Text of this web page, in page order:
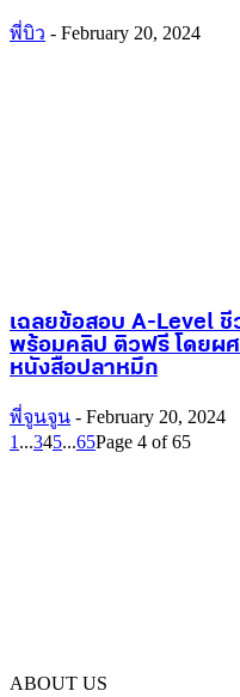
พี่บิว - February 20, 2024
เฉลยข้อสอบ A-Level
พร้อมคลิป ติวฟรี โดยผ
หนังสือปลาหมึก
พี่จูนจูน - February 20, 2024
1 ...345...65Page 4 of 65
ABOUT US